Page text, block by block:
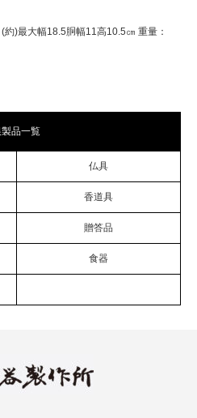
)最大幅18.5胴幅11高10.5㎝ 重量：
品一覧
仏具
香道具
贈答品
食器